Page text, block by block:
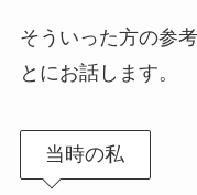
そういった方の参
とにお話します。
当時の私